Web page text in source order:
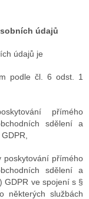
údajů
údajů je
podle čl. 6 odst. 1
přímého
sdělení a
poskytování přímého
sdělení a
GDPR ve spojení s §
službách